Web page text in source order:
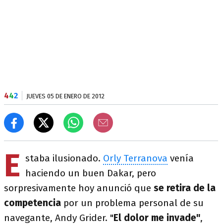
442 JUEVES 05 DE ENERO DE 2012
E staba ilusionado. Orly Terranova venía
haciendo un buen Dakar, pero
sorpresivamente hoy anunció que se retira de la
competencia por un problema personal de su
navegante, Andy Grider. "El dolor me invade",